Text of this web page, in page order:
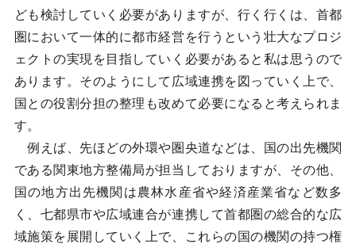
ども検討していく必要がありますが、行く行くは、首都
圏において一体的に都市経営を行うという壮大なプロジ
ェクトの実現を目指していく必要があると私は思うので
あります。そのようにして広域連携を図っていく上で、
国との役割分担の整理も改めて必要になると考えられま
す。
例えば、先ほどの外環や圏央道などは、国の出先機関
である関東地方整備局が担当しておりますが、その他、
国の地方出先機関は農林水産省や経済産業省など数多
く、七都県市や広域連合が連携して首都圏の総合的な広
域施策を展開していく上で、これらの国の機関の持つ権